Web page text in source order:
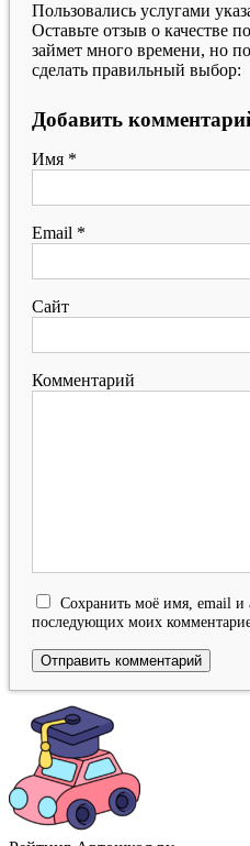
Пользовались услугами
Оставьте отзыв о качестве
займет много времени, но
сделать правильный выбор:
Добавить
Имя *
Email *
Сайт
Комментарий
Сохранить моё имя, email и
последующих моих